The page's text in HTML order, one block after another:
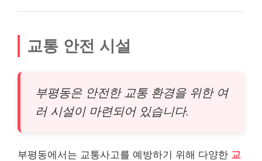
교통 안전 시설
부평동은 안전한 교통 환경을 위한 여
러 시설이 마련되어 있습니다.
부평동에서는 교통사고를 예방하기 위해 다양한 교